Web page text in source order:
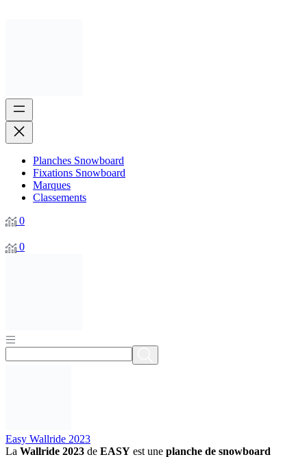
Planches Snowboard
Fixations Snowboard
Marques
Classements
0
0
Easy Wallride 2023
La Wallride 2023 de EASY est une planche de snowboard